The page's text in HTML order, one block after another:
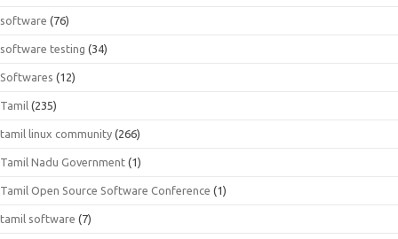
software (76)
software testing (34)
Softwares (12)
Tamil (235)
tamil linux community (266)
Tamil Nadu Government (1)
Tamil Open Source Software Conference (1)
tamil software (7)